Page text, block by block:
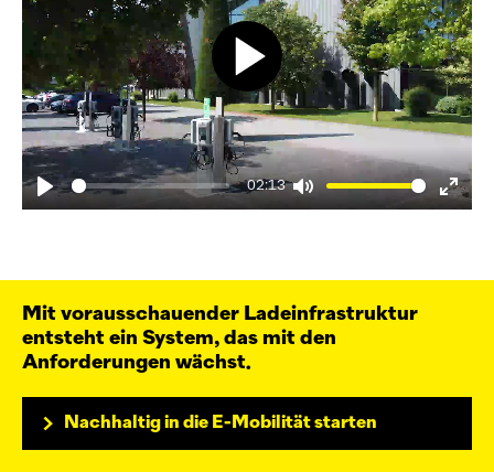
02:13
Mit vorausschauender Ladeinfrastruktur
entsteht ein System, das mit den
Anforderungen wächst.
Nachhaltig in die E-Mobilität starten